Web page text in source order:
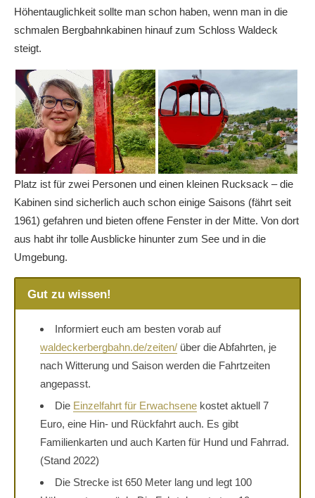
Höhentauglichkeit sollte man schon haben, wenn man in die
schmalen Bergbahnkabinen hinauf zum Schloss Waldeck
steigt.
Platz ist für zwei Personen und einen kleinen Rucksack – die
Kabinen sind sicherlich auch schon einige Saisons (fährt seit
1961) gefahren und bieten offene Fenster in der Mitte. Von dort
aus habt ihr tolle Ausblicke hinunter zum See und in die
Umgebung.
Gut zu wissen!
Informiert euch am besten vorab auf
waldeckerbergbahn.de/zeiten/ über die Abfahrten, je
nach Witterung und Saison werden die Fahrtzeiten
angepasst.
Die Einzelfahrt für Erwachsene kostet aktuell 7
Euro, eine Hin- und Rückfahrt auch. Es gibt
Familienkarten und auch Karten für Hund und Fahrrad.
(Stand 2022)
Die Strecke ist 650 Meter lang und legt 100